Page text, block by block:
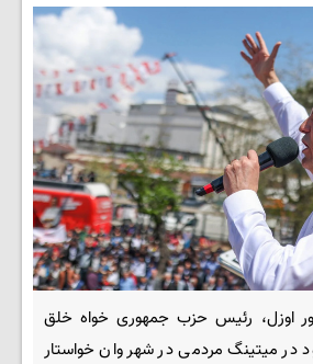
اوزل، رئیس حزب جمهوری خواه خلق
در میتینگ مردمی در شهر وان خواستار